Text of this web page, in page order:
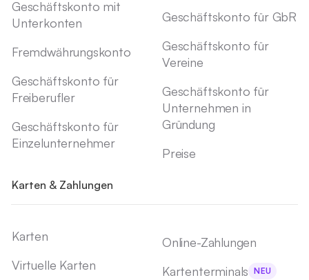
Geschäftskonto mit
Unterkonten
Fremdwährungskonto
Geschäftskonto für
Freiberufler
Geschäftskonto für
Einzelunternehmer
Geschäftskonto für GbR
Geschäftskonto für
Vereine
Geschäftskonto für
Unternehmen in
Gründung
Preise
Karten & Zahlungen
Karten
Virtuelle Karten
Online-Zahlungen
Kartenterminals
NEU